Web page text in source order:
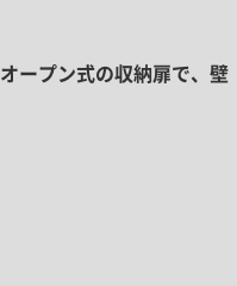
ープン式の収納扉で、壁